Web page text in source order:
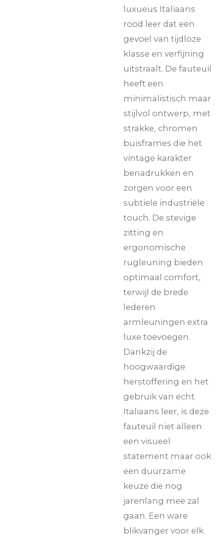
luxueus Italiaans
rood leer dat een
gevoel van tijdloze
klasse en verfijning
uitstraalt. De fauteuil
heeft een
minimalistisch maar
stijlvol ontwerp, met
strakke, chromen
buisframes die het
vintage karakter
benadrukken en
zorgen voor een
subtiele industriële
touch. De stevige
zitting en
ergonomische
rugleuning bieden
optimaal comfort,
terwijl de brede
lederen
armleuningen extra
luxe toevoegen.
Dankzij de
hoogwaardige
herstoffering en het
gebruik van echt
Italiaans leer, is deze
fauteuil niet alleen
een visueel
statement maar ook
een duurzame
keuze die nog
jarenlang mee zal
gaan. Een ware
blikvanger voor elk